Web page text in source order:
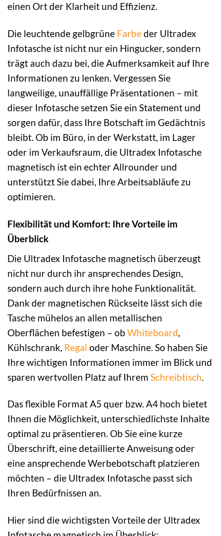
einen Ort der Klarheit und Effizienz.
Die leuchtende gelbgrüne Farbeder Ultradex
Infotasche ist nicht nur ein Hingucker, sondern
trägt auch dazu bei, die Aufmerksamkeit auf Ihre
Informationen zu lenken. Vergessen Sie
langweilige, unauffällige Präsentationen – mit
dieser Infotasche setzen Sie ein Statement und
sorgen dafür, dass Ihre Botschaft im Gedächtnis
bleibt. Ob im Büro, in der Werkstatt, im Lager
oder im Verkaufsraum, die Ultradex Infotasche
magnetisch ist ein echter Allrounder und
unterstützt Sie dabei, Ihre Arbeitsabläufe zu
optimieren.
Flexibilität und Komfort: Ihre Vorteile im
Überblick
Die Ultradex Infotasche magnetisch überzeugt
nicht nur durch ihr ansprechendes Design,
sondern auch durch ihre hohe Funktionalität.
Dank der magnetischen Rückseite lässt sich die
Tasche mühelos an allen metallischen
Oberflächen befestigen – ob Whiteboard
Kühlschrank, Regal oder Maschine. So haben Sie
Ihre wichtigen Informationen immer im Blick und
sparen wertvollen Platz auf Ihrem Schreibtisch
Das flexible Format A5 quer bzw. A4 hoch bietet
Ihnen die Möglichkeit, unterschiedlichste Inhalte
optimal zu präsentieren. Ob Sie eine kurze
Überschrift, eine detaillierte Anweisung oder
eine ansprechende Werbebotschaft platzieren
möchten – die Ultradex Infotasche passt sich
Ihren Bedürfnissen an.
Hier sind die wichtigsten Vorteile der Ultradex